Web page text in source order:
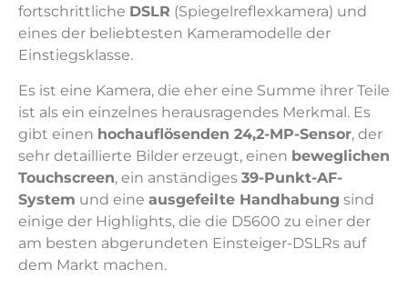
fortschrittliche DSLR (Spiegelreflexkamera) und
eines der beliebtesten Kameramodelle der
Einstiegsklasse.
Es ist eine Kamera, die eher eine Summe ihrer Teile
ist als ein einzelnes herausragendes Merkmal. Es
gibt einen hochauflösenden 24,2-MP-Sensor, der
sehr detaillierte Bilder erzeugt, einen beweglichen
Touchscreen, ein anständiges 39-Punkt-AF-
System und eine ausgefeilte Handhabung sind
einige der Highlights, die die D5600 zu einer der
am besten abgerundeten Einsteiger-DSLRs auf
dem Markt machen.